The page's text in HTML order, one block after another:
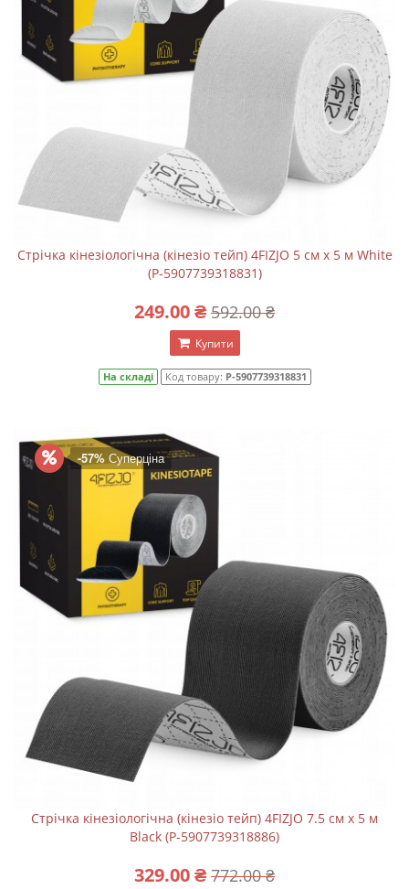
Стрічка кінезіологічна (кінезіо тейп) 4FIZJO 5 см x 5 м White
(P-5907739318831)
249.00 ₴ 592.00 ₴
Купити
На складі Код товару: P-5907739318831
-57% Суперціна
Стрічка кінезіологічна (кінезіо тейп) 4FIZJO 7.5 см x 5 м
Black (P-5907739318886)
329.00 ₴ 772.00 ₴